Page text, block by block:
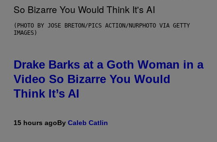
(PHOTO BY JOSE BRETON/PICS ACTION/NURPHOTO VIA GETTY
IMAGES)
Drake Barks at a Goth Woman in a
Video So Bizarre You Would
Think It’s AI
15 hours agoBy Caleb Catlin